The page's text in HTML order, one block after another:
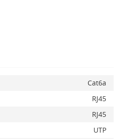
Cat6a
RJ45
RJ45
UTP